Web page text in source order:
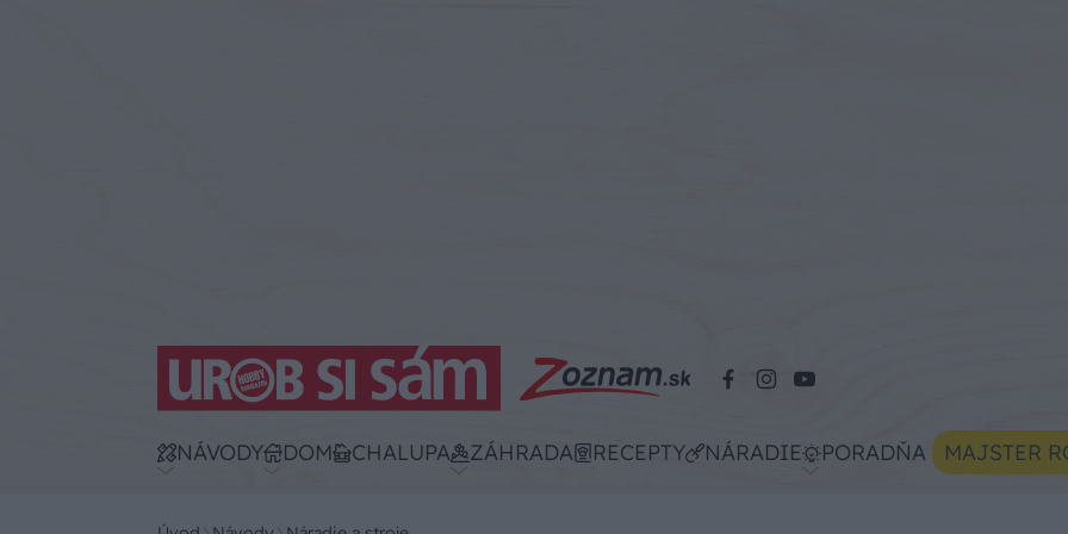
NÁVODY DOM CHALUPA ZÁHRADA RECEPTY NÁRADIE PORADŇA MAJSTER